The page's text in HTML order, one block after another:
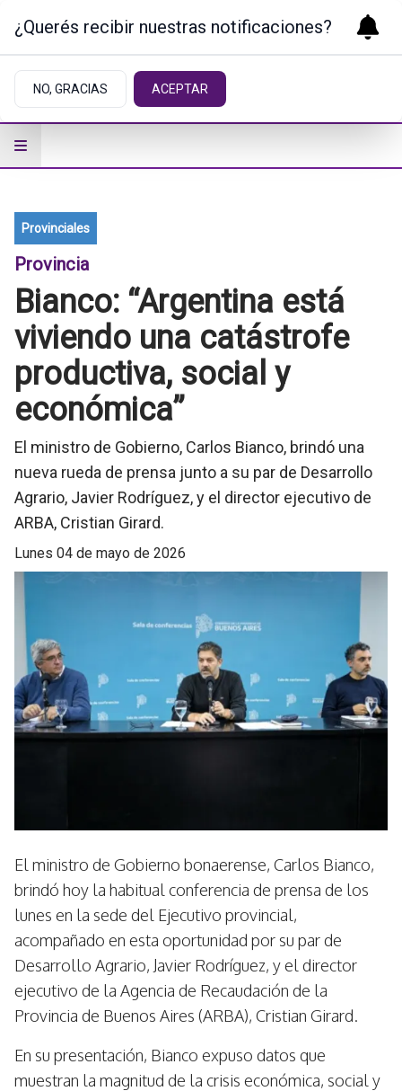
Provinciales
Provincia
Bianco: “Argentina está
viviendo una catástrofe
productiva, social y
económica”
El ministro de Gobierno, Carlos Bianco, brindó una
nueva rueda de prensa junto a su par de Desarrollo
Agrario, Javier Rodríguez, y el director ejecutivo de
ARBA, Cristian Girard.
lunes 04 de mayo de 2026
El ministro de Gobierno bonaerense, Carlos Bianco,
brindó hoy la habitual conferencia de prensa de los
lunes en la sede del Ejecutivo provincial,
acompañado en esta oportunidad por su par de
Desarrollo Agrario, Javier Rodríguez, y el director
ejecutivo de la Agencia de Recaudación de la
Provincia de Buenos Aires (ARBA), Cristian Girard.
En su presentación, Bianco expuso datos que
muestran la magnitud de la crisis económica, social y
¿Querés recibir nuestras notificaciones?
NO, GRACIAS ACEPTAR